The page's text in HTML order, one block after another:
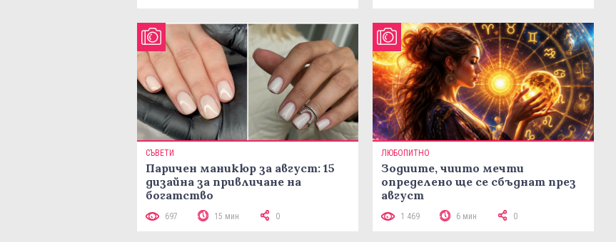
СЪВЕТИ
Паричен маникюр за август: 15
дизайна за привличане на
богатство
697 15 мин 0
ЛЮБОПИТНО
Зодиите, чиито мечти
определено ще се сбъднат през
август
1 469 6 мин 0